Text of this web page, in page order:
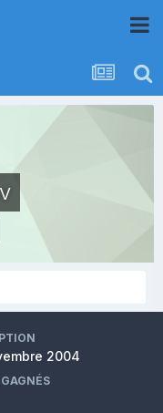
2004